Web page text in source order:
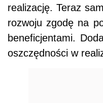
realizację. Teraz
rozwoju zgodę na
beneficjentami.
oszczędności w